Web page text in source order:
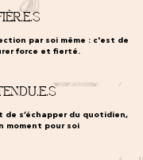
par soi même : c'est de
force et fierté.
de s’échapper du quotidien,
moment pour soi